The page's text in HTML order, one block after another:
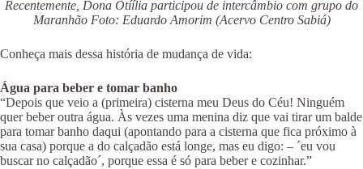
Recentemente, Dona Otíília participou de intercâmbio com grupo do
Maranhão Foto: Eduardo Amorim (Acervo Centro Sabiá)
Conheça mais dessa história de mudança de vida:
Água para beber e tomar banho
“Depois que veio a (primeira) cisterna meu Deus do Céu! Ninguém
quer beber outra água. Às vezes uma menina diz que vai tirar um balde
para tomar banho daqui (apontando para a cisterna que fica próximo à
sua casa) porque a do calçadão está longe, mas eu digo: – ´eu vou
buscar no calçadão´, porque essa é só para beber e cozinhar.”